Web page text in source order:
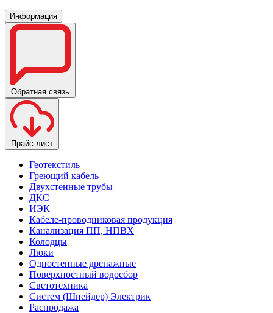
Информация
Обратная связь
Прайс-лист
Геотекстиль
Греющий кабель
Двухстенные трубы
ДКС
ИЭК
Кабеле-проводниковая продукция
Канализация ПП, НПВХ
Колодцы
Люки
Одностенные дренажные
Поверхностный водосбор
Светотехника
Систем (Шнейдер) Электрик
Распродажа